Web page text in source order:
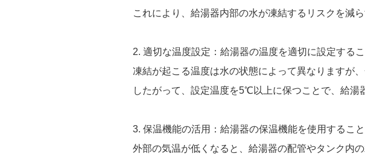
これにより、給湯器内部の水が凍結するリスクを減ら
2. 適切な温度設定：給湯器の温度を適切に設定する
凍結が起こる温度は水の状態によって異なりますが
したがって、設定温度を5℃以上に保つことで、給湯
3. 保温機能の活用：給湯器の保温機能を使用するこ
外部の気温が低くなると、給湯器の配管やタンク内